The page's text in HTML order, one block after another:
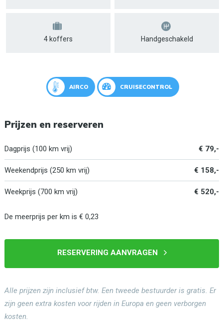
4 koffers Handgeschakeld
AIRCO CRUISECONTROL
Prijzen en reserveren
Dagprijs (100 km vrij) € 79,-
Weekendprijs (250 km vrij) € 158,-
Weekprijs (700 km vrij) € 520,-
De meerprijs per km is € 0,23
RESERVERING AANVRAGEN
Alle prijzen zijn inclusief btw. Een tweede bestuurder is gratis. Er
zijn geen extra kosten voor rijden in Europa en geen verborgen
kosten.